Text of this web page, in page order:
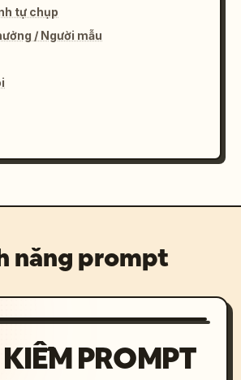
tự chụp
/ Người mẫu
năng prompt
PROMPT